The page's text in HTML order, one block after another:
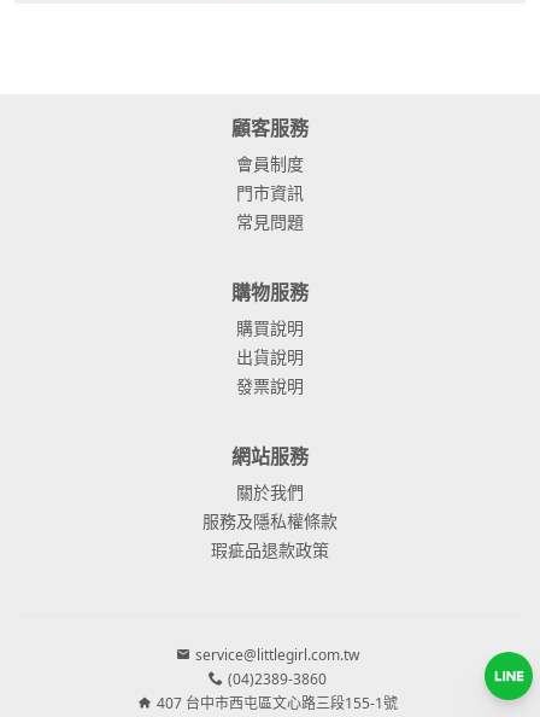
顧客服務
會員制度
門市資訊
常見問題
購物服務
購買說明
出貨說明
發票說明
網站服務
關於我們
服務及隱私權條款
瑕疵品退款政策
service@littlegirl.com.tw
(04)2389-3860
407 台中市西屯區文心路三段155-1號